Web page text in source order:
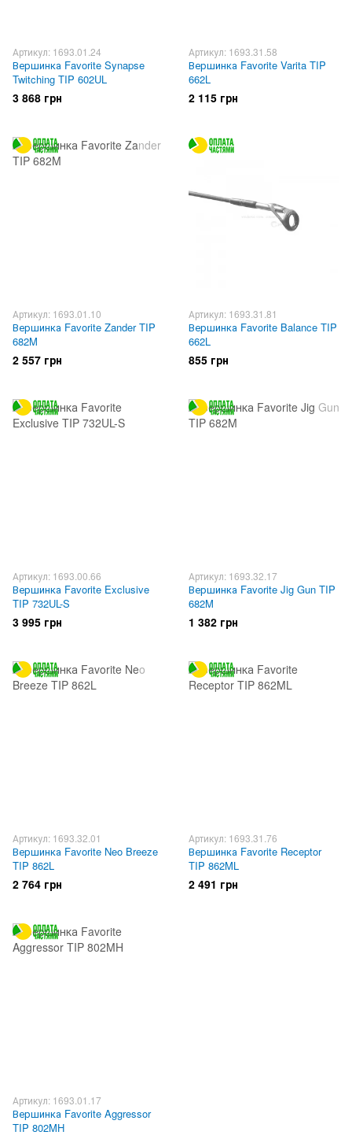
Артикул: 1693.01.24
Вершинка Favorite Synapse
Twitching TIP 602UL
3 868 грн
Артикул: 1693.31.58
Вершинка Favorite Varita TIP
662L
2 115 грн
Артикул: 1693.01.10
Вершинка Favorite Zander TIP
682M
2 557 грн
Артикул: 1693.31.81
Вершинка Favorite Balance TIP
662L
855 грн
Артикул: 1693.00.66
Вершинка Favorite Exclusive
TIP 732UL-S
3 995 грн
Артикул: 1693.32.17
Вершинка Favorite Jig Gun TIP
682M
1 382 грн
Артикул: 1693.32.01
Вершинка Favorite Neo Breeze
TIP 862L
2 764 грн
Артикул: 1693.31.76
Вершинка Favorite Receptor
TIP 862ML
2 491 грн
Артикул: 1693.01.17
Вершинка Favorite Aggressor
TIP 802MH